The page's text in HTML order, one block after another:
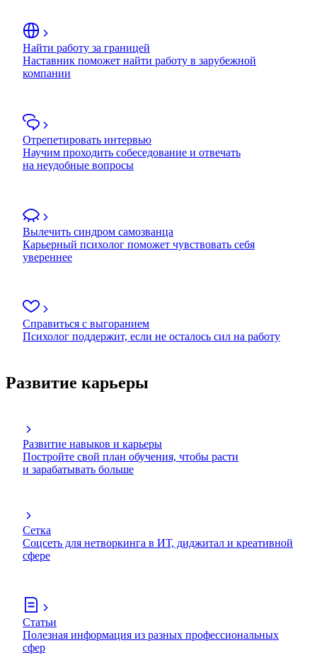
Найти работу за границей
Наставник поможет найти работу в зарубежной
компании
Отрепетировать интервью
Научим проходить собеседование и отвечать
на неудобные вопросы
Вылечить синдром самозванца
Карьерный психолог поможет чувствовать себя
увереннее
Справиться с выгоранием
Психолог поддержит, если не осталось сил на работу
Развитие карьеры
Развитие навыков и карьеры
Постройте свой план обучения, чтобы расти
и зарабатывать больше
Сетка
Соцсеть для нетворкинга в ИТ, диджитал и креативной
сфере
Статьи
Полезная информация из разных профессиональных
сфер